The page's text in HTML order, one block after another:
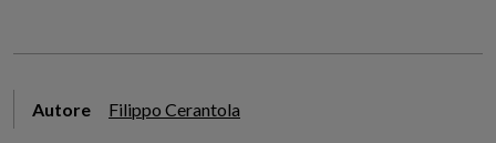
Autore Filippo Cerantola